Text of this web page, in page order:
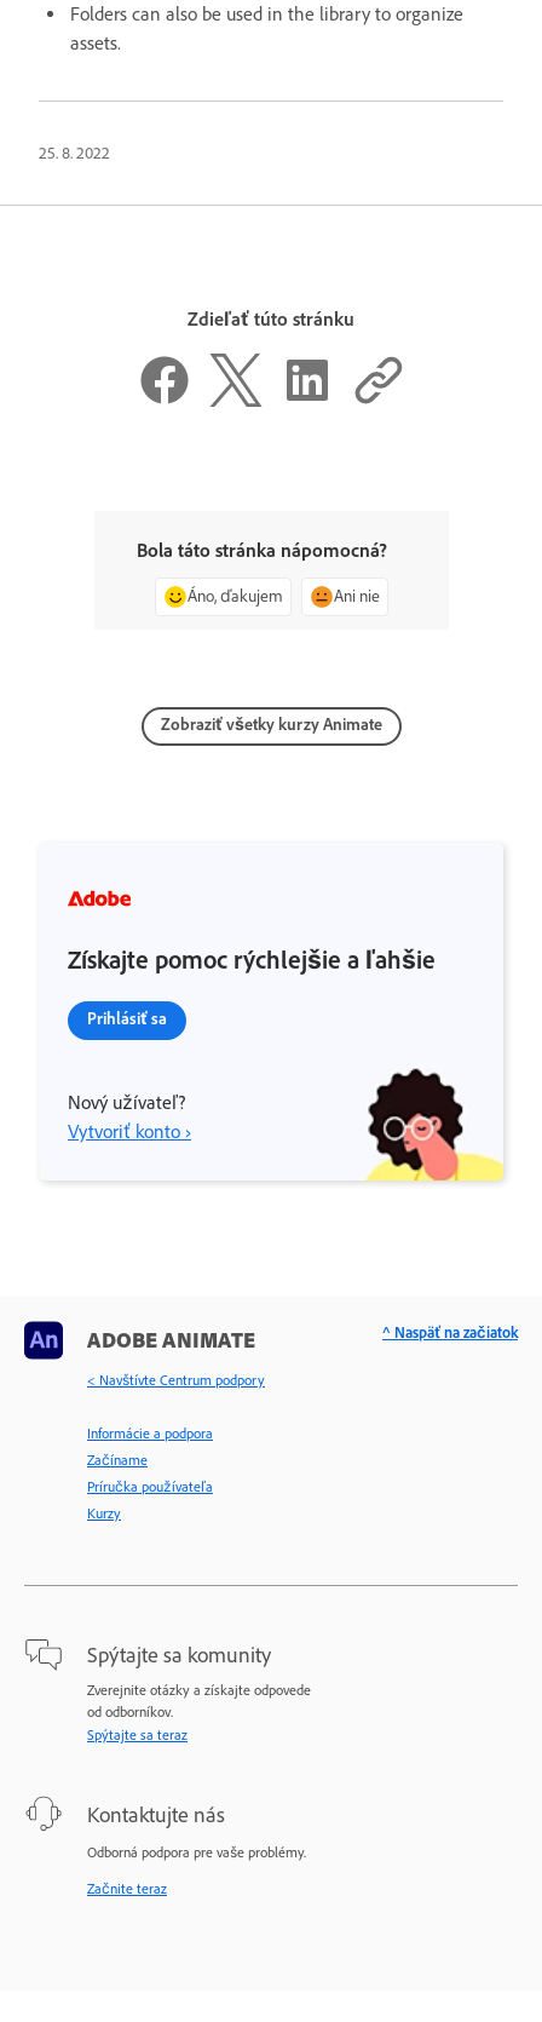
Folders can also be used in the library to organize
assets.
25. 8. 2022
Zdieľať túto stránku
Bola táto stránka nápomocná?
Áno, ďakujem Ani nie
Zobraziť všetky kurzy Animate
Získajte pomoc rýchlejšie a ľahšie
Prihlásiť sa
Nový užívateľ?
Vytvoriť konto ›
ADOBE ANIMATE
< Navštívte Centrum podpory
Informácie a podpora
Začíname
Príručka používateľa
Kurzy
Spýtajte sa komunity
Zverejnite otázky a získajte odpovede
od odborníkov.
Spýtajte sa teraz
Kontaktujte nás
Odborná podpora pre vaše problémy.
Začnite teraz
^ Naspäť na začiatok